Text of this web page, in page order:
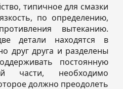
типичное для смазки
по определению,
вытеканию.
детали находятся в
друг друга и разделены
постоянную
части, необходимо
должно преодолеть